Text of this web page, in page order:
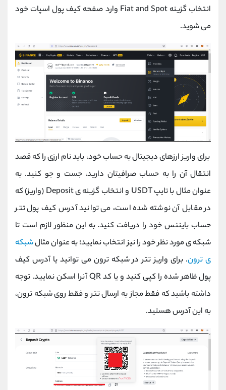
انتخاب گزینه Fiat and Spot وارد صفحه کیف پول اسپات خود
می شوید.
برای واریز ارزهای دیجیتال به حساب خود، باید نام ارزی را که قصد
انتقال آن را به حساب صرافیتان دارید، جست و جو کنید. به
عنوان مثال با تایپ USDT و انتخاب گزینه ی Deposit (واریز) که
در مقابل آن نوشته شده است، می توانید آدرس کیف پول تتر
حساب بایننس خود را دریافت کنید. به این منظور لازم است تا
شبکه ی مورد نظر خود را نیز انتخاب نمایید؛ به عنوان مثالشبکه
ی ترون. برای واریز تتر در شبکه ترون می توانید یا آدرس کیف
پول ظاهر شده را کپی کنید و یا کد QR آنرا اسکن نمایید. توجه
داشته باشید که فقط مجاز به ارسال تتر و فقط روی شبکه ترون،
به این آدرس هستید.